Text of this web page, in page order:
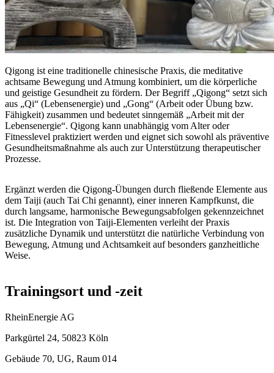
Qigong ist eine traditionelle chinesische Praxis, die meditative
achtsame Bewegung und Atmung kombiniert, um die körperliche
und geistige Gesundheit zu fördern. Der Begriff „Qigong“ setzt sich
aus „Qi“ (Lebensenergie) und „Gong“ (Arbeit oder Übung bzw.
Fähigkeit) zusammen und bedeutet sinngemäß „Arbeit mit der
Lebensenergie“. Qigong kann unabhängig vom Alter oder
Fitnesslevel praktiziert werden und eignet sich sowohl als präventive
Gesundheitsmaßnahme als auch zur Unterstützung therapeutischer
Prozesse.
Ergänzt werden die Qigong-Übungen durch fließende Elemente aus
dem Taiji (auch Tai Chi genannt), einer inneren Kampfkunst, die
durch langsame, harmonische Bewegungsabfolgen gekennzeichnet
ist. Die Integration von Taiji-Elementen verleiht der Praxis
zusätzliche Dynamik und unterstützt die natürliche Verbindung von
Bewegung, Atmung und Achtsamkeit auf besonders ganzheitliche
Weise.
Trainingsort und -zeit
RheinEnergie AG
Parkgürtel 24, 50823 Köln
Gebäude 70, UG, Raum 014